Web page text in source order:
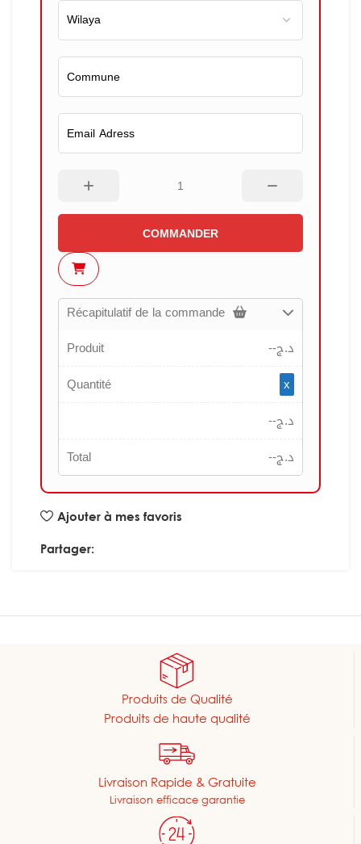
COMMANDER
Récapitulatif de la commande
Produit
--د.ج
Quantité
x
--د.ج
Total
--د.ج
Ajouter à mes favoris
Partager:
Produits de Qualité
Produits de haute qualité
Livraison Rapide & Gratuite
Livraison efficace garantie